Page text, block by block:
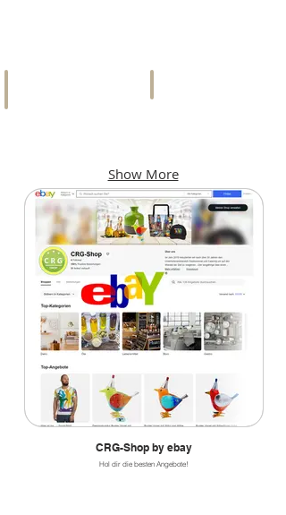
Restaurants
Locations
Show More
CRG-Shop by ebay
Hol dir die besten Angebote!